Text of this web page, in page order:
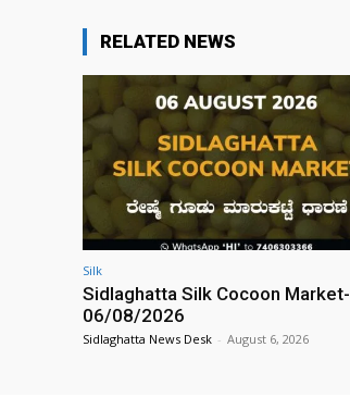
RELATED NEWS
Silk
Sidlaghatta Silk Cocoon Market-
06/08/2026
Sidlaghatta News Desk - August 6, 2026